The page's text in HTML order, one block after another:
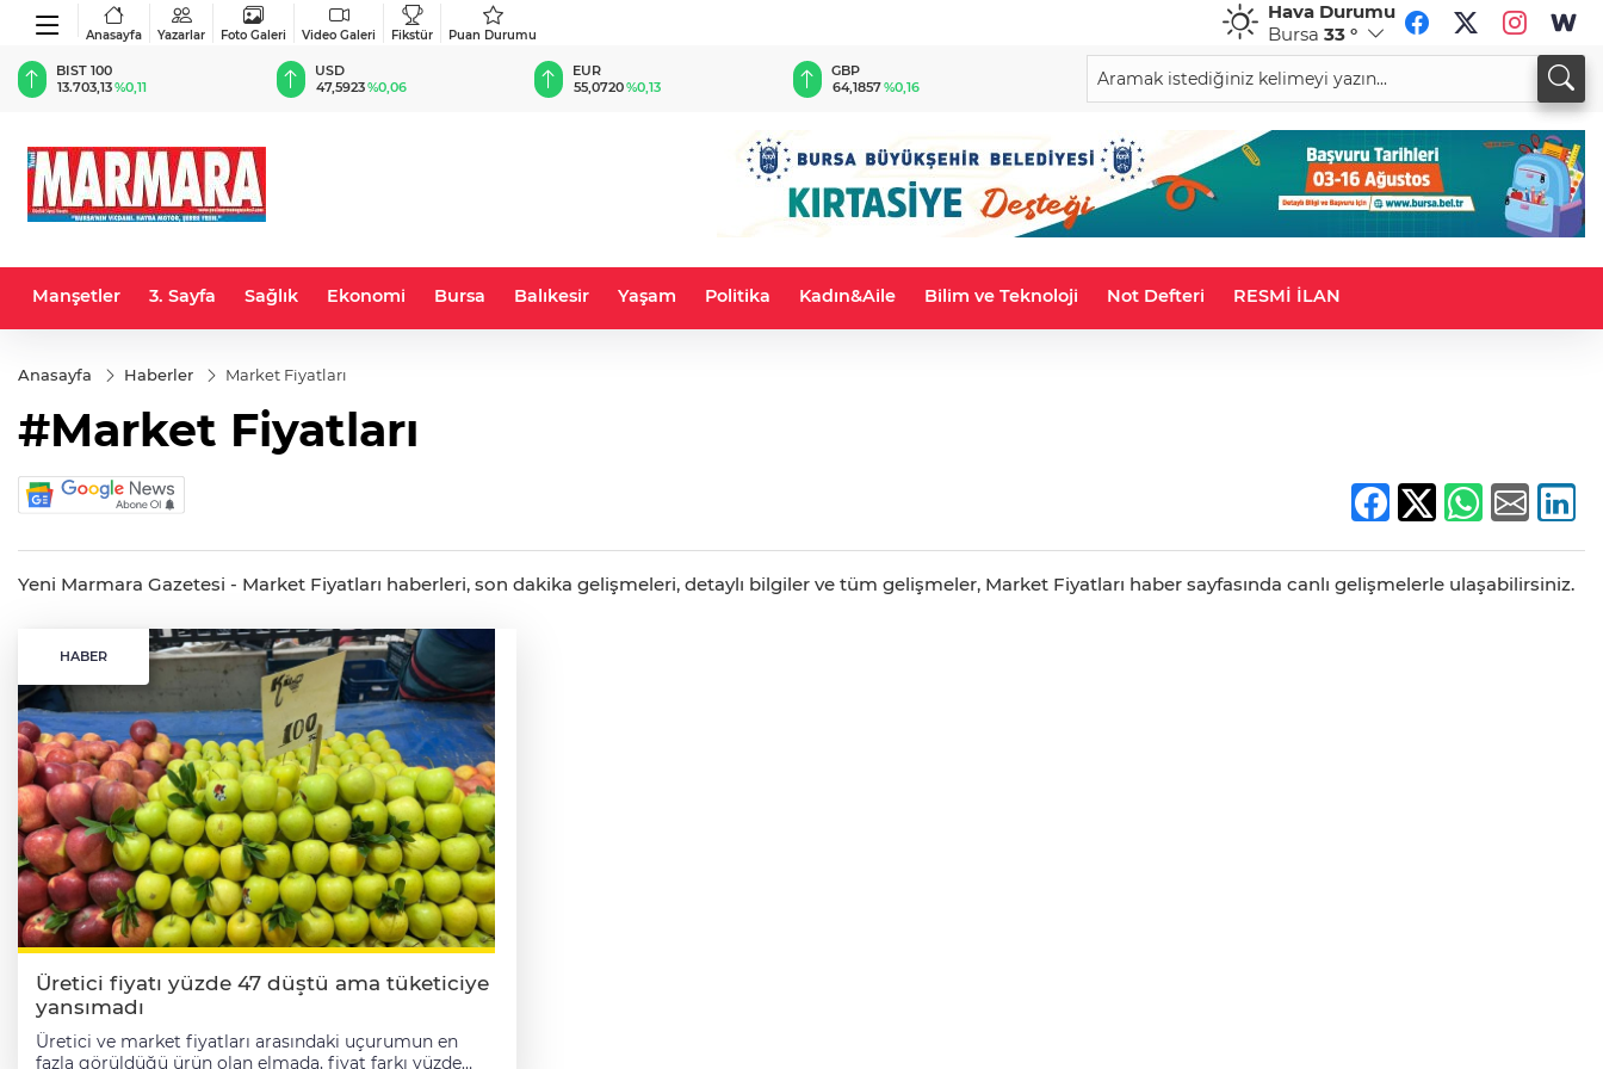
Anasayfa Yazarlar Foto Galeri Video Galeri Fikstür Puan Durumu
Hava Durumu
Bursa 33 °
BIST 100
13.703,13%0,11
USD
47,5923%0,06
EUR
55,0720%0,13
GBP
64,1857%0,16
CHF
58,8795%-0,08
33,9581
Manşetler 3. Sayfa Sağlık Ekonomi Bursa Balıkesir Yaşam Politika Kadın&Aile Bilim ve Teknoloji Not Defteri RESMİ İLAN
Anasayfa Haberler Market Fiyatları
#Market Fiyatları
Yeni Marmara Gazetesi - Market Fiyatları haberleri, son dakika gelişmeleri, detaylı bilgiler ve tüm gelişmeler, Market Fiyatları haber sayfasında canlı gelişmelerle ulaşabilirsiniz.
HABER
Üretici fiyatı yüzde 47 düştü ama tüketiciye
yansımadı
Üretici ve market fiyatları arasındaki uçurumun en
fazla görüldüğü ürün olan elmada, fiyat farkı yüzde